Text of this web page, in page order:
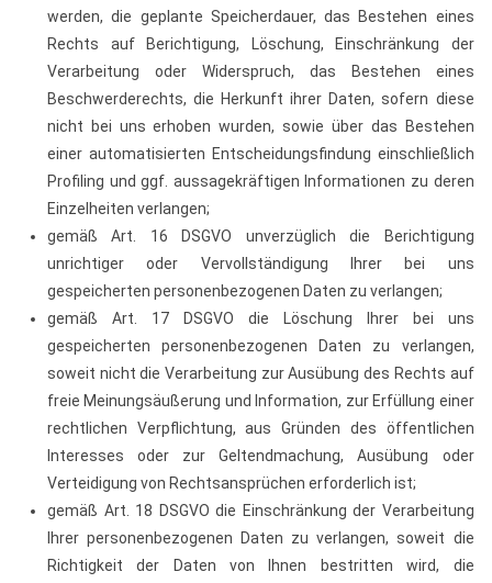
werden, die geplante Speicherdauer, das Bestehen eines
Rechts auf Berichtigung, Löschung, Einschränkung der
Verarbeitung oder Widerspruch, das Bestehen eines
Beschwerderechts, die Herkunft ihrer Daten, sofern diese
nicht bei uns erhoben wurden, sowie über das Bestehen
einer automatisierten Entscheidungsfindung einschließlich
Profiling und ggf. aussagekräftigen Informationen zu deren
Einzelheiten verlangen;
gemäß Art. 16 DSGVO unverzüglich die Berichtigung
unrichtiger oder Vervollständigung Ihrer bei uns
gespeicherten personenbezogenen Daten zu verlangen;
gemäß Art. 17 DSGVO die Löschung Ihrer bei uns
gespeicherten personenbezogenen Daten zu verlangen,
soweit nicht die Verarbeitung zur Ausübung des Rechts auf
freie Meinungsäußerung und Information, zur Erfüllung einer
rechtlichen Verpflichtung, aus Gründen des öffentlichen
Interesses oder zur Geltendmachung, Ausübung oder
Verteidigung von Rechtsansprüchen erforderlich ist;
gemäß Art. 18 DSGVO die Einschränkung der Verarbeitung
Ihrer personenbezogenen Daten zu verlangen, soweit die
Richtigkeit der Daten von Ihnen bestritten wird, die